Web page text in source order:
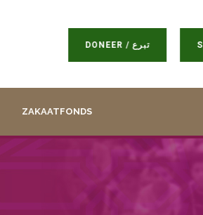
DONEER / تبرع
ZAKAATFONDS